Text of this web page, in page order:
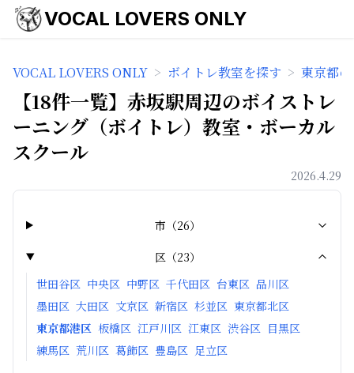
VOCAL LOVERS ONLY
VOCAL LOVERS ONLY > ボイトレ教室を探す > 東京都
【18件一覧】赤坂駅周辺のボイストレ
ーニング（ボイトレ）教室・ボーカル
スクール
2026.4.29
市 （26）
区 （23）
世田谷区 中央区 中野区 千代田区 台東区 品川区
墨田区 大田区 文京区 新宿区 杉並区 東京都北区
東京都港区 板橋区 江戸川区 江東区 渋谷区 目黒区
練馬区 荒川区 葛飾区 豊島区 足立区